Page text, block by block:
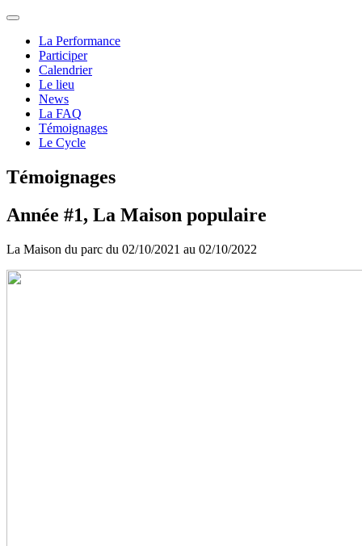
La Performance
Participer
Calendrier
Le lieu
News
La FAQ
Témoignages
Le Cycle
Témoignages
Année #1, La Maison populaire
La Maison du parc du 02/10/2021 au 02/10/2022